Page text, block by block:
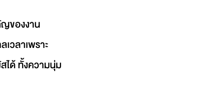
ของงาน
วลาเพราะ
ได้ ทั้งความนุ่ม